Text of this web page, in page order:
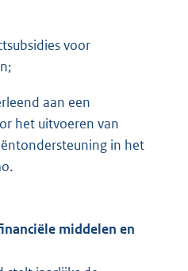
voor
aan een
het uitvoeren van
in het
middelen en